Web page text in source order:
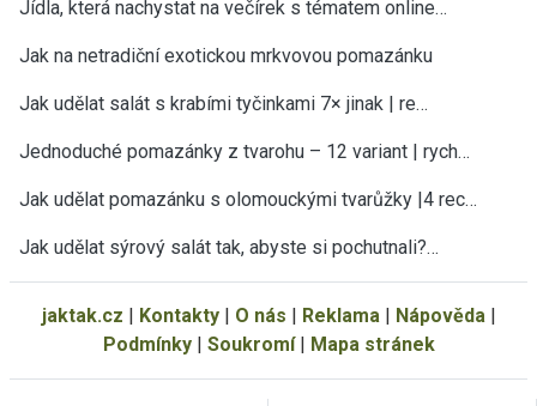
Jídla, která nachystat na večírek s tématem online…
Jak na netradiční exotickou mrkvovou pomazánku
Jak udělat salát s krabími tyčinkami 7× jinak | re…
Jednoduché pomazánky z tvarohu – 12 variant | rych…
Jak udělat pomazánku s olomouckými tvarůžky |4 rec…
Jak udělat sýrový salát tak, abyste si pochutnali?…
jaktak.cz Kontakty| O nás Reklama| Nápověda|
Podmínky| Soukromí| Mapa stránek